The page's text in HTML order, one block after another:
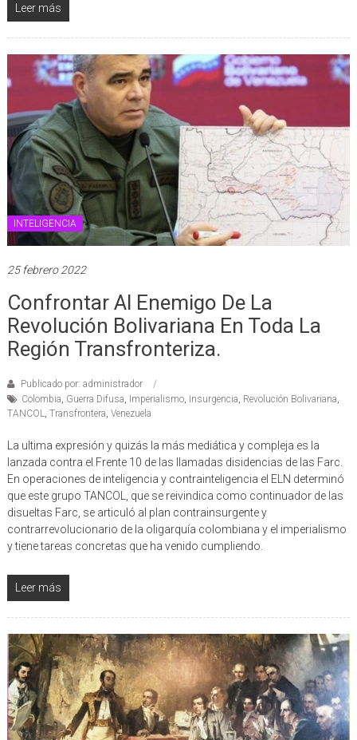
Leer más
INTELIGENCIA
25 febrero 2022
Confrontar Al Enemigo De La
Revolución Bolivariana En Toda La
Región Transfronteriza.
Publicado por: administrador
Colombia, Guerra Difusa, Imperialismo, Insurgencia, Revolución Bolivariana,
TANCOL, Transfrontera, Venezuela
La ultima expresión y quizás la más mediática y compleja es la
lanzada contra el Frente 10 de las llamadas disidencias de las Farc.
En operaciones de inteligencia y contrainteligencia el ELN determinó
que este grupo TANCOL, que se reivindica como continuador de las
disueltas Farc, se articuló al plan contrainsurgente y
contrarrevolucionario de la oligarquía colombiana y el imperialismo
y tiene tareas concretas que ha venido cumpliendo.
Leer más